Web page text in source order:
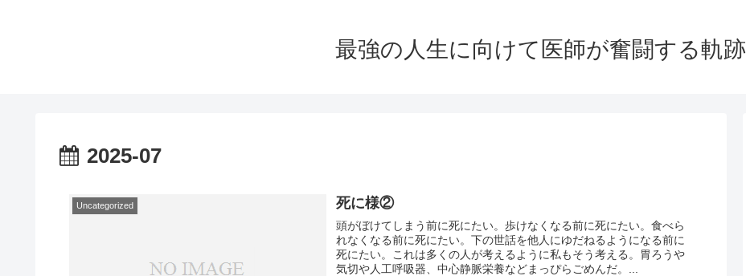
最強の人生に向けて医師が奮闘する軌跡
2025-07
Uncategorized 死に様②
頭がぼけてしまう前に死にたい。歩けなくなる前に死にたい。食べら
れなくなる前に死にたい。下の世話を他人にゆだねるようになる前に
死にたい。これは多くの人が考えるように私もそう考える。胃ろうや
気切や人工呼吸器、中心静脈栄養などまっぴらごめんだ。...